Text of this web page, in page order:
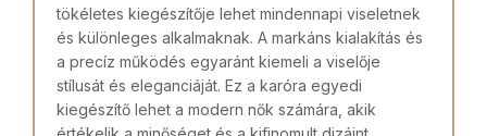
tökéletes kiegészítője lehet mindennapi viseletnek
és különleges alkalmaknak. A markáns kialakítás és
a precíz működés egyaránt kiemeli a viselője
stílusát és eleganciáját. Ez a karóra egyedi
kiegészítő lehet a modern nők számára, akik